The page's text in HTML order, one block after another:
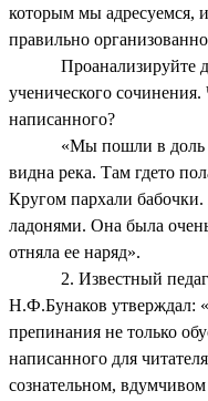
которым мы адресуемся,
правильно
Проанализируйте
ученического
написанного?
«Мы пошли в доль
видна река. Там гдето
Кругом пархали
ладонями. Она была
отняла ее наряд».
2. Известный
Н.Ф.Бунаков утверждал:
препинания не только
написанного для
сознательном,